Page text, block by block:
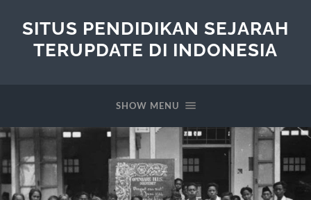
SITUS PENDIDIKAN SEJARAH
TERUPDATE DI INDONESIA
SHOW MENU